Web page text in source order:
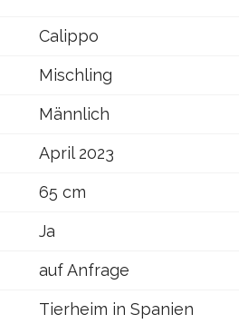
Calippo
Mischling
Männlich
April 2023
65 cm
Ja
auf Anfrage
Tierheim in Spanien